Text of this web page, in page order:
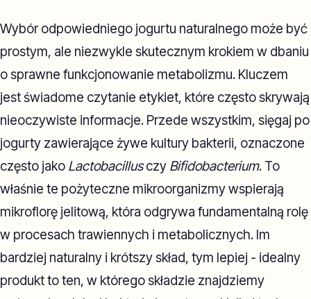
Wybór odpowiedniego jogurtu naturalnego może być
prostym, ale niezwykle skutecznym krokiem w dbaniu
o sprawne funkcjonowanie metabolizmu. Kluczem
jest świadome czytanie etykiet, które często skrywają
nieoczywiste informacje. Przede wszystkim, sięgaj po
jogurty zawierające żywe kultury bakterii, oznaczone
często jako Lactobacillusczy Bifidobacterium. To
właśnie te pożyteczne mikroorganizmy wspierają
mikroflorę jelitową, która odgrywa fundamentalną rolę
w procesach trawiennych i metabolicznych. Im
bardziej naturalny i krótszy skład, tym lepiej - idealny
produkt to ten, w którego składzie znajdziemy